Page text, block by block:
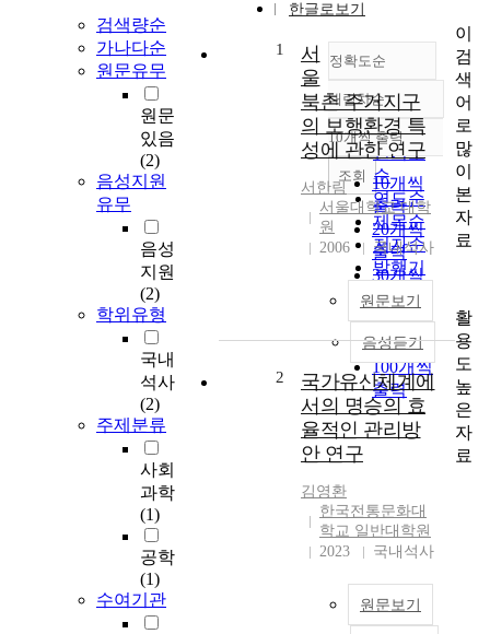
검색량순
가나다순
원문유무
원문
있음
(2)
음성지원
유무
음성
지원
(2)
학위유형
국내
석사
(2)
주제분류
사회
과학
(1)
공학
(1)
수여기관
한글로보기
정확도순
정확도
순
인기도
순
연도순
제목순
저자순
발행기
관순
내림차순
내림차순
10개씩 출력
10개씩
출력
20개씩
출력
30개씩
출력
50개씩
출력
100개씩
출력
조회
1
서
울
북촌 주거지구
의 보행환경 특
성에 관한 연구
서한림
서울대학교 대학
원
2006
국내석사
원문보기
음성듣기
2
국가유산체계에
서의 명승의 효
율적인 관리방
안 연구
김영환
한국전통문화대
학교 일반대학원
2023
국내석사
원문보기
이
검
색
어
로
많
이
본
자
료
활
용
도
높
은
자
료